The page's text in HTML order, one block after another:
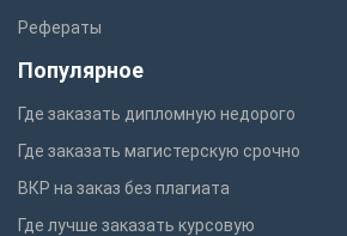
Рефераты
Популярное
Где заказать дипломную недорого
Где заказать магистерскую срочно
ВКР на заказ без плагиата
Где лучше заказать курсовую